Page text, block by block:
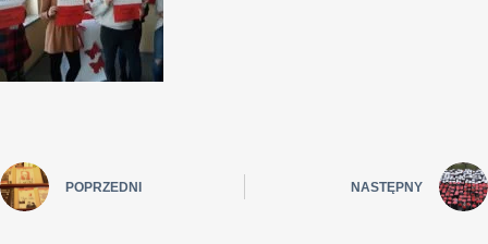
POPRZEDNI NASTĘPNY